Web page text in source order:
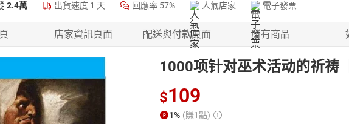
2.4萬 出貨速度 1 天 回應率 57% 人氣店家 電子發票
店家資訊頁面 配送與付款頁面 所有商品
1000项针对巫术活动的祈祷
$109
1% (賺1點)